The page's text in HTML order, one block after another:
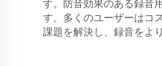
す。防音効果のある録音
す。多くのユーザーはコ
課題を解決し、録音をよ